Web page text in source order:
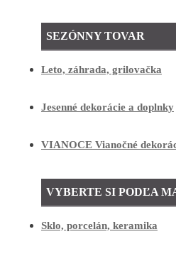
SEZÓNNY TOVAR
Leto, záhrada, grilovačka
Jesenné dekorácie a doplnky
VIANOCE Vianočné
VYBERTE SI PODĽA
Sklo, porcelán, keramika